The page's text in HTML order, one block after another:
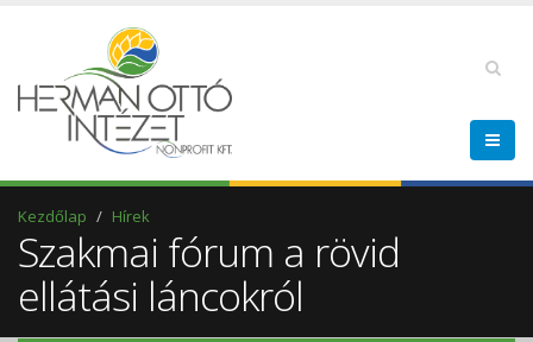
Kezdőlap Hírek
Szakmai fórum a rövid
ellátási láncokról